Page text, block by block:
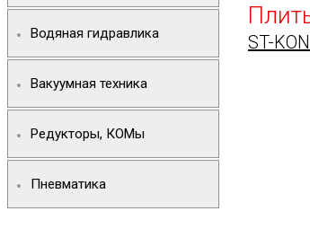
Водяная гидравлика
Вакуумная техника
Редукторы, КОМы
Пневматика
ST-